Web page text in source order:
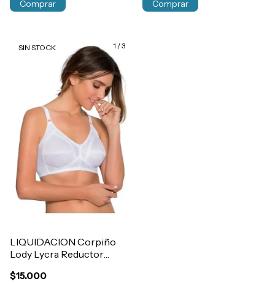
Comprar Comprar
1 /3
SIN STOCK
LIQUIDACION Corpiño
Lody Lycra Reductor
$15.000